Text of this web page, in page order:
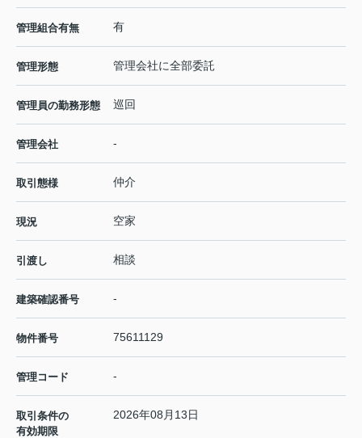
管理組合有無 有
管理形態 管理会社に全部委託
管理員の勤務形態 巡回
管理会社 -
取引態様 仲介
現況 空家
引渡し 相談
建築確認番号 -
物件番号 75611129
管理コード -
取引条件の
有効期限
2026年08月13日